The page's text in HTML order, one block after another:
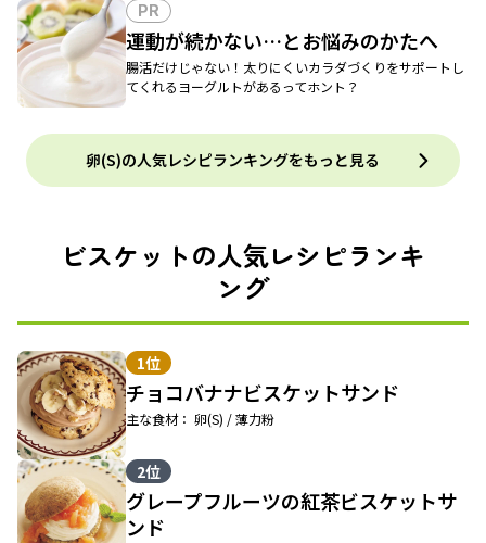
PR
運動が続かない…とお悩みのかたへ
腸活だけじゃない！太りにくいカラダづくりをサポートし
てくれるヨーグルトがあるってホント？
卵(S)の人気レシピランキングをもっと見る
ビスケットの人気レシピランキ
ング
1位
チョコバナナビスケットサンド
主な食材： 卵(S) / 薄力粉
2位
グレープフルーツの紅茶ビスケットサ
ンド